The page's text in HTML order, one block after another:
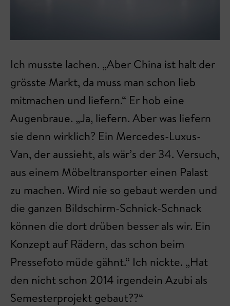
Ich musste lachen. „Aber China ist halt der
grösste Markt, da muss man schon lieb
mitmachen und liefern.“ Er hob eine
Augenbraue. „Ja, liefern. Aber was liefern
sie denn wirklich? Ein Mercedes-Luxus-
Van, der aussieht, als wär’s der 34. Versuch,
aus einem Möbeltransporter einen Palast
zu machen. Wird nie so gebaut werden und
die ganzen Bildschirm-Schnick-Schnack
können die dort drüben besser als wir. Ein
Konzept auf Rädern, das schon beim
Pressefoto müde gähnt.“ Ich nickte. „Hat
den nicht schon 2014 irgendein Azubi als
Semesterprojekt gebaut??“